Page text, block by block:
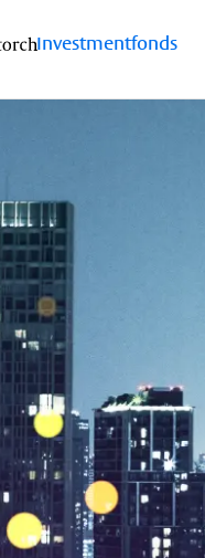
Investmentfonds